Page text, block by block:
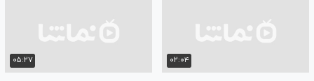
۰۲:۰۴ ۰۵:۲۷